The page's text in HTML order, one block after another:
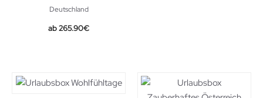
Deutschland
265.90€